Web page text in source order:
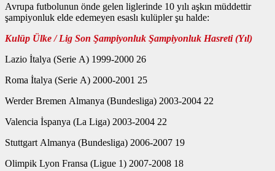
Avrupa futbolunun önde gelen liglerinde 10 yılı aşkın müddettir
şampiyonluk elde edemeyen esaslı kulüpler şu halde:
Kulüp Ülke / Lig Son Şampiyonluk Şampiyonluk Hasreti (Yıl)
Lazio İtalya (Serie A) 1999-2000 26
Roma İtalya (Serie A) 2000-2001 25
Werder Bremen Almanya (Bundesliga) 2003-2004 22
Valencia İspanya (La Liga) 2003-2004 22
Stuttgart Almanya (Bundesliga) 2006-2007 19
Olimpik Lyon Fransa (Ligue 1) 2007-2008 18